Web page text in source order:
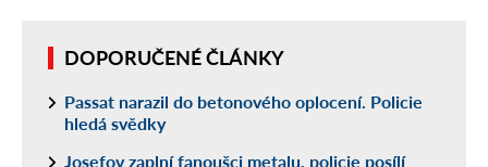
DOPORUČENÉ ČLÁNKY
Passat narazil do betonového oplocení. Policie
hledá svědky
Josefov zaplní fanoušci metalu, policie posílí